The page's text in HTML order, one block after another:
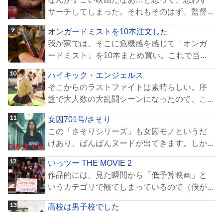
サーチしてしまった。それもそのはず、監督...
オンガードミストを10本注文した
我が家では、そこに危機感を感じて「オンガ
ードミスト」を10本まとめ買い。これで当...
ハイキック・エンジェルス
そこからのラストファイトは素晴らしい。序
盤で大人数の大乱闘シーンになったので、こ...
女囚701号/さそり
この「さそりシリーズ」も女囚モノというだ
けあり、ばんばんヌードが出てきます。しか...
いっツー THE MOVIE 2
作品的には、見た瞬間から「低予算映画」と
いうカテゴリで観てしまっているので（僕が...
高校は男子校でした